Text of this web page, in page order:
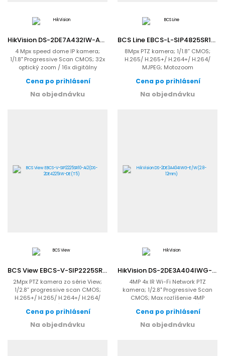
HikVision DS-2DE7A432IW-AEB(T5)
4 Mpx speed dome IP kamera;
1/1.8" Progressive Scan CMOS; 32x
optický zoom / 16x digitálny
Cena po prihlásení
Na objednávku
BCS Line EBCS-L-SIP4825SR15-Ai2
8Mpx PTZ kamera; 1/1.8” CMOS;
H.265/ H.265+/ H.264+/ H.264/
MJPEG; Motozoom
150m; microSD...
Cena po prihlásení
Na objednávku
BCS View EBCS-V-SIP2225SR10-Ai2(DS-2DE4225IW-DE(T5)
2Mpx PTZ kamera zo série View;
1/2.8” progressive scan CMOS;
H.265+/ H.265/ H.264+/ H.264/
MJPEG; Objektív: motozoom...
Cena po prihlásení
Na objednávku
HikVision DS-2DE3A404IWG-E/W(2.8-12mm)
4MP 4x IR Wi-Fi Network PTZ
kamera; 1/2.8" Progressive Scan
CMOS; Max rozlíšenie 4MP
Cena po prihlásení
Na objednávku